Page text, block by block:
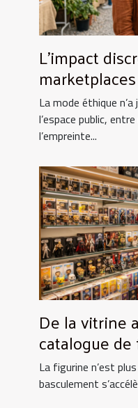
L’impact
éthique
La mode éthique
l’espace public,
l’empreinte...
De la vitrine
catalogue
nouvelles
La figurine n’est
basculement